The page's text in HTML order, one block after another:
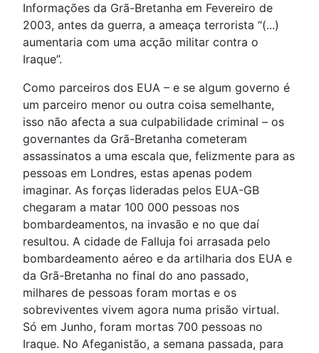
Informações da Grã-Bretanha em Fevereiro de
2003, antes da guerra, a ameaça terrorista “(...)
aumentaria com uma acção militar contra o
Iraque”.
Como parceiros dos EUA – e se algum governo é
um parceiro menor ou outra coisa semelhante,
isso não afecta a sua culpabilidade criminal – os
governantes da Grã-Bretanha cometeram
assassinatos a uma escala que, felizmente para as
pessoas em Londres, estas apenas podem
imaginar. As forças lideradas pelos EUA-GB
chegaram a matar 100 000 pessoas nos
bombardeamentos, na invasão e no que daí
resultou. A cidade de Falluja foi arrasada pelo
bombardeamento aéreo e da artilharia dos EUA e
da Grã-Bretanha no final do ano passado,
milhares de pessoas foram mortas e os
sobreviventes vivem agora numa prisão virtual.
Só em Junho, foram mortas 700 pessoas no
Iraque. No Afeganistão, a semana passada, para